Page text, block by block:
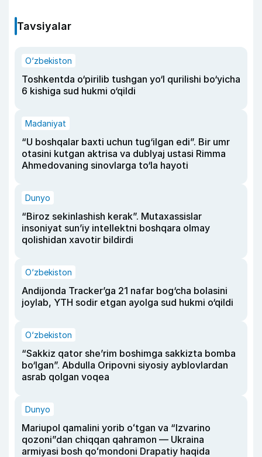
Tavsiyalar
O‘zbekiston
Toshkentda o‘pirilib tushgan yo‘l qurilishi bo‘yicha
6 kishiga sud hukmi o‘qildi
Madaniyat
“U boshqalar baxti uchun tug‘ilgan edi”. Bir umr
otasini kutgan aktrisa va dublyaj ustasi Rimma
Ahmedovaning sinovlarga to‘la hayoti
Dunyo
“Biroz sekinlashish kerak”. Mutaxassislar
insoniyat sun’iy intellektni boshqara olmay
qolishidan xavotir bildirdi
O‘zbekiston
Andijonda Tracker’ga 21 nafar bog‘cha bolasini
joylab, YTH sodir etgan ayolga sud hukmi o‘qildi
O‘zbekiston
“Sakkiz qator she’rim boshimga sakkizta bomba
bo‘lgan”. Abdulla Oripovni siyosiy ayblovlardan
asrab qolgan voqea
Dunyo
Mariupol qamalini yorib oʻtgan va “Izvarino
qozoni”dan chiqqan qahramon — Ukraina
armiyasi bosh qoʻmondoni Drapatiy haqida